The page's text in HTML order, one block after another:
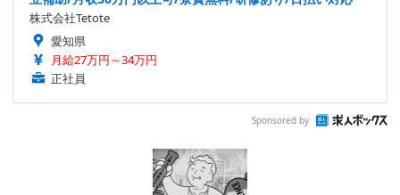
株式会社Tetote
愛知県
月給27万円～34万円
正社員
Sponsored by